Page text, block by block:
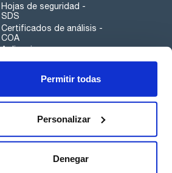
Permitir todas
Personalizar
Denegar
Hojas de seguridad -
SDS
Certificados de análisis -
COA
Aplicaciones
Tabla Periódica
Canal de denuncias